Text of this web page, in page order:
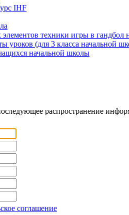
IHF
техники игры в
уроков (для 3 класса начальной
начальной школы
распространение
соглашение